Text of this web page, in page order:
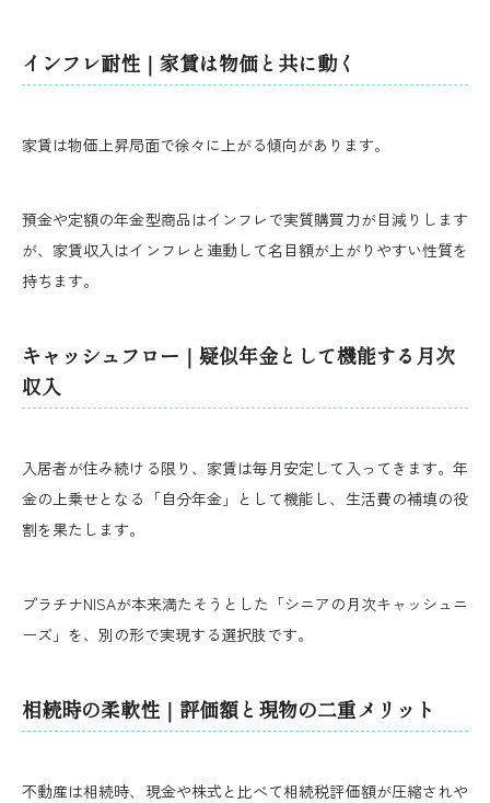
インフレ耐性｜家賃は物価と共に動く
家賃は物価上昇局面で徐々に上がる傾向があります。
預金や定額の年金型商品はインフレで実質購買力が目減りします
が、家賃収入はインフレと連動して名目額が上がりやすい性質を
持ちます。
キャッシュフロー｜疑似年金として機能する月次
収入
入居者が住み続ける限り、家賃は毎月安定して入ってきます。年
金の上乗せとなる「自分年金」として機能し、生活費の補填の役
割を果たします。
プラチナNISAが本来満たそうとした「シニアの月次キャッシュニ
ーズ」を、別の形で実現する選択肢です。
相続時の柔軟性｜評価額と現物の二重メリット
不動産は相続時、現金や株式と比べて相続税評価額が圧縮されや